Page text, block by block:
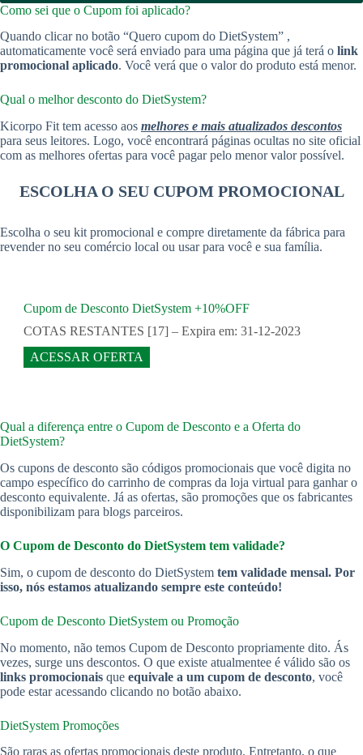
Como sei que o Cupom foi aplicado?
Quando clicar no botão “Quero cupom do DietSystem” ,
automaticamente você será enviado para uma página que já terá o link
promocional aplicado. Você verá que o valor do produto está menor.
Qual o melhor desconto do DietSystem?
Kicorpo Fit tem acesso aos melhores e mais atualizados descontos
para seus leitores. Logo, você encontrará páginas ocultas no site oficial
com as melhores ofertas para você pagar pelo menor valor possível.
ESCOLHA O SEU CUPOM PROMOCIONAL
Escolha o seu kit promocional e compre diretamente da fábrica para
revender no seu comércio local ou usar para você e sua família.
Cupom de Desconto DietSystem +10%OFF
COTAS RESTANTES [17] – Expira em: 31-12-2023
ACESSAR OFERTA
Qual a diferença entre o Cupom de Desconto e a Oferta do
DietSystem?
Os cupons de desconto são códigos promocionais que você digita no
campo específico do carrinho de compras da loja virtual para ganhar o
desconto equivalente. Já as ofertas, são promoções que os fabricantes
disponibilizam para blogs parceiros.
O Cupom de Desconto do DietSystem tem validade?
Sim, o cupom de desconto do DietSystem tem validade mensal. Por
isso, nós estamos atualizando sempre este conteúdo!
Cupom de Desconto DietSystem ou Promoção
No momento, não temos Cupom de Desconto propriamente dito. Ás
vezes, surge uns descontos. O que existe atualmentee é válido são os
links promocionais que equivale a um cupom de desconto, você
pode estar acessando clicando no botão abaixo.
DietSystem Promoções
São raras as ofertas promocionais deste produto. Entretanto, o que